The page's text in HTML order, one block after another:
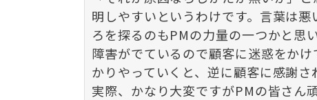
明しやすいというわけです。言葉は
ろを探るのもPMの力量の一つかと思い
障害がでているので顧客に迷惑をか
かりやっていくと、逆に顧客に感謝さ
実際、かなり大変ですがPMの皆さん